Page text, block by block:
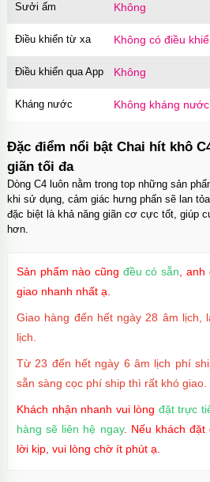
Sưởi ấm Không
Điều khiển từ xa Không có điều
Điều khiển qua App Không
Kháng nước Không kháng nước
Đặc điểm nổi bật Chai hít khô
giãn tối đa
Dòng C4 luôn nằm trong top những sản
khi sử dụng, cảm giác hưng phấn sẽ lan
đặc biệt là khả năng giãn cơ cực tốt, giúp
hơn.
Sản phẩm nào cũng đều có sẵn ,
giao nhanh nhất ạ.
Giao hàng đến hết ngày 28 âm lịch,
lịch.
Từ 23 đến hết ngày 6 âm lịch phí
sẵn sàng cọc phí ship thì rất khó giao.
Khách nhận nhanh vui lòng đặt trực
hàng sẽ liên hệ ngay. Nếu khách đặt
lời kịp, vui lòng chờ ít phút ạ.